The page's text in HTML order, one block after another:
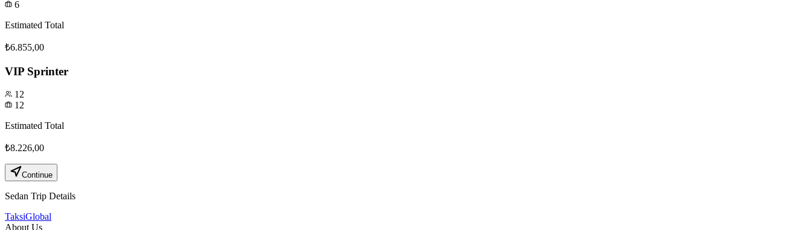
6
Estimated Total
₺6.855,00
VIP Sprinter
12
12
Estimated Total
₺8.226,00
Continue
Sedan Trip Details
TaksiGlobal
About Us